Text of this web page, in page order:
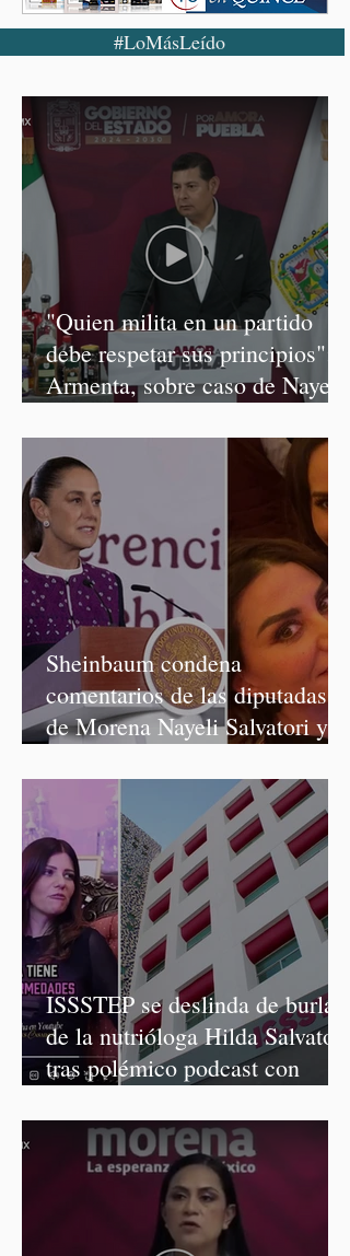
#LoMásLeído
"Quien milita en un partido
debe respetar sus principios":
Armenta, sobre caso de Nayeli
Sheinbaum condena
comentarios de las diputadas
de Morena Nayeli Salvatori y
ISSSTEP se deslinda de burlas
de la nutrióloga Hilda Salvatori
tras polémico podcast con